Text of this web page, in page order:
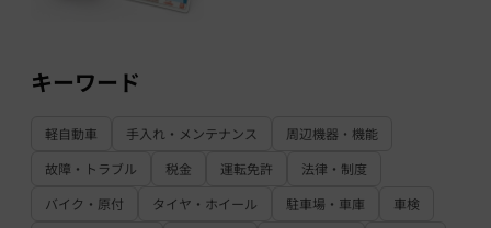
キーワード
軽自動車 手入れ・メンテナンス
周辺機器・機能
故障・トラブル
税金 運転免許
法律・制度
バイク・原付
タイヤ・ホイール 駐車場・車庫
車検